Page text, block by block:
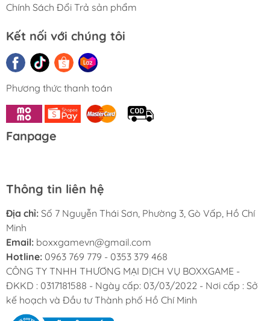
Chính Sách Đổi Trả sản phẩm
Kết nối với chúng tôi
Phương thức thanh toán
Fanpage
Thông tin liên hệ
Địa chỉ: Số 7 Nguyễn Thái Sơn, Phường 3, Gò Vấp, Hồ Chí
Minh
Email: boxxgamevn@gmail.com
Hotline: 0963 769 779 - 0353 379 468
CÔNG TY TNHH THƯƠNG MẠI DỊCH VỤ BOXXGAME -
ĐKKD : 0317181588 - Ngày cấp: 03/03/2022 - Nơi cấp : Sở
kế hoạch và Đầu tư Thành phố Hồ Chí Minh